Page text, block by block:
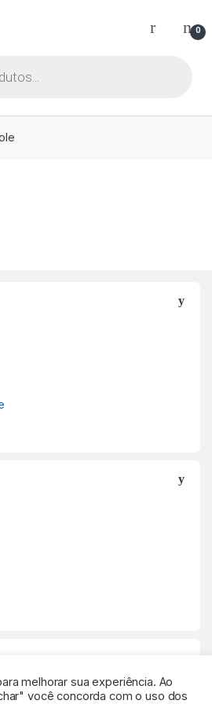
0
melhorar sua experiência. Ao
você concorda com o uso dos